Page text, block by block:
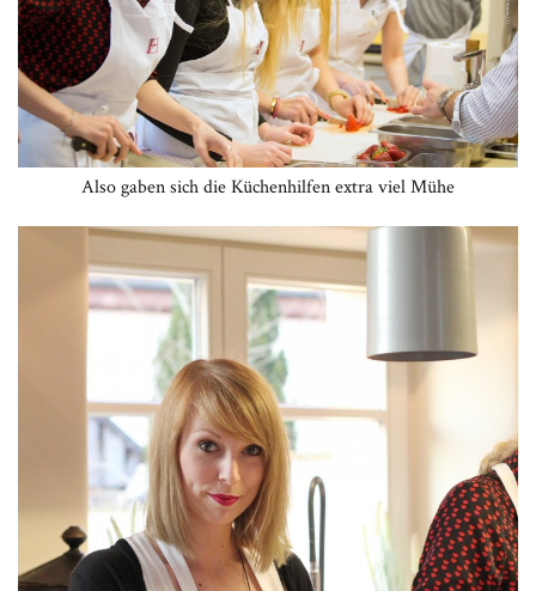
Also gaben sich die Küchenhilfen extra viel Mühe